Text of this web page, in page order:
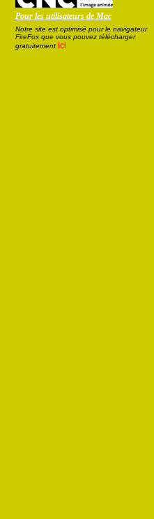
Pour les utilisateurs de Mac
Notre site est optimisé pour le navigateur
FireFox que vous pouvez télécharger
gratuitement ici